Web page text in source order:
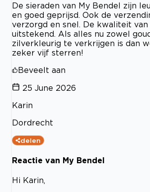
De sieraden van My Bendel zijn
en goed geprijsd. Ook de
verzorgd en snel. De kwaliteit van
uitstekend. Als alles nu zowel
zilverkleurig te verkrijgen is dan
zeker vijf sterren!
Beveelt aan
25 June 2026
Karin
Dordrecht
delen
Reactie van My Bendel
Hi Karin,